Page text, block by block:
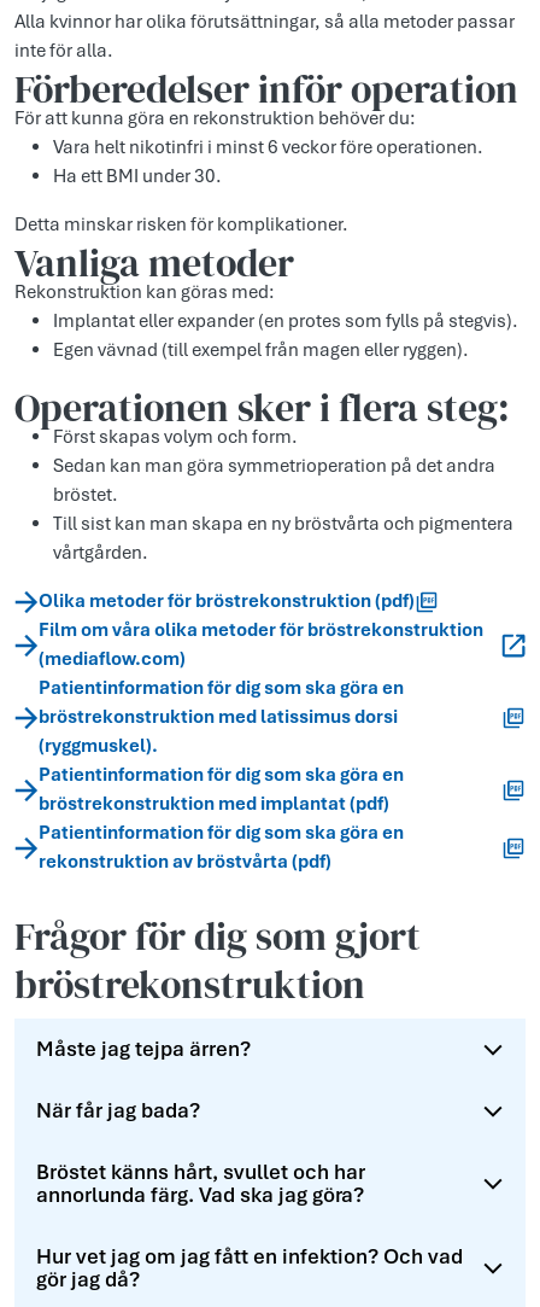
Alla kvinnor har olika förutsättningar, så alla metoder passar
inte för alla.
Förberedelser inför operation
För att kunna göra en rekonstruktion behöver du:
Vara helt nikotinfri i minst 6 veckor före operationen.
Ha ett BMI under 30.
Detta minskar risken för komplikationer.
Vanliga metoder
Rekonstruktion kan göras med:
Implantat eller expander (en protes som fylls på stegvis).
Egen vävnad (till exempel från magen eller ryggen).
Operationen sker i flera steg:
Först skapas volym och form.
Sedan kan man göra symmetrioperation på det andra
bröstet.
Till sist kan man skapa en ny bröstvårta och pigmentera
vårtgården.
Olika metoder för bröstrekonstruktion (pdf)
Film om våra olika metoder för bröstrekonstruktion
(mediaflow.com)
Patientinformation för dig som ska göra en
bröstrekonstruktion med latissimus dorsi
(ryggmuskel).
Patientinformation för dig som ska göra en
bröstrekonstruktion med implantat (pdf)
Patientinformation för dig som ska göra en
rekonstruktion av bröstvårta (pdf)
Frågor för dig som gjort
bröstrekonstruktion
Måste jag tejpa ärren?
När får jag bada?
Bröstet känns hårt, svullet och har
annorlunda färg. Vad ska jag göra?
Hur vet jag om jag fått en infektion? Och vad
gör jag då?